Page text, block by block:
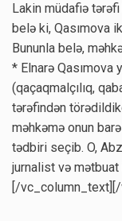
Lakin müdafiə
belə ki, Qasımova
Bununla belə,
* Elnarə Qasımova
(qaçaqmalçılıq,
tərəfindən
məhkəmə onun
tədbiri seçib. O,
jurnalist və
[/